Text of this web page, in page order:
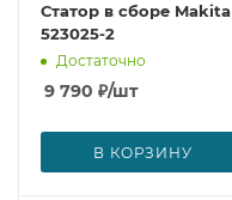
Статор в сборе Makita
523025-2
Достаточно
9 790 ₽/шт
В КОРЗИНУ